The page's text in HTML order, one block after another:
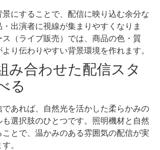
にすることで、配信に映り込む余分な
出演者に視線が集まりやすくなりま
（ライブ販売）では、商品の色・質
り伝わりやすい背景環境を作れます。
み合わせた配信スタ
る
であれば、自然光を活かした柔らかみの
選択肢のひとつです。照明機材と自然
とで、温かみのある雰囲気の配信が実
。